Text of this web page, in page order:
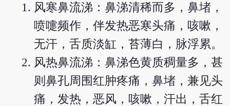
风寒鼻流涕：鼻涕清稀而多，鼻堵，
喷嚏频作，伴发热恶寒头痛，咳嗽，
无汗，舌质淡缸，苔薄白，脉浮累。
风热鼻流涕：鼻涕色黄质稠量多，甚
则鼻孔周围红肿疼痛，鼻堵，兼见头
痛，发热，恶风，咳嗽，汗出，舌红